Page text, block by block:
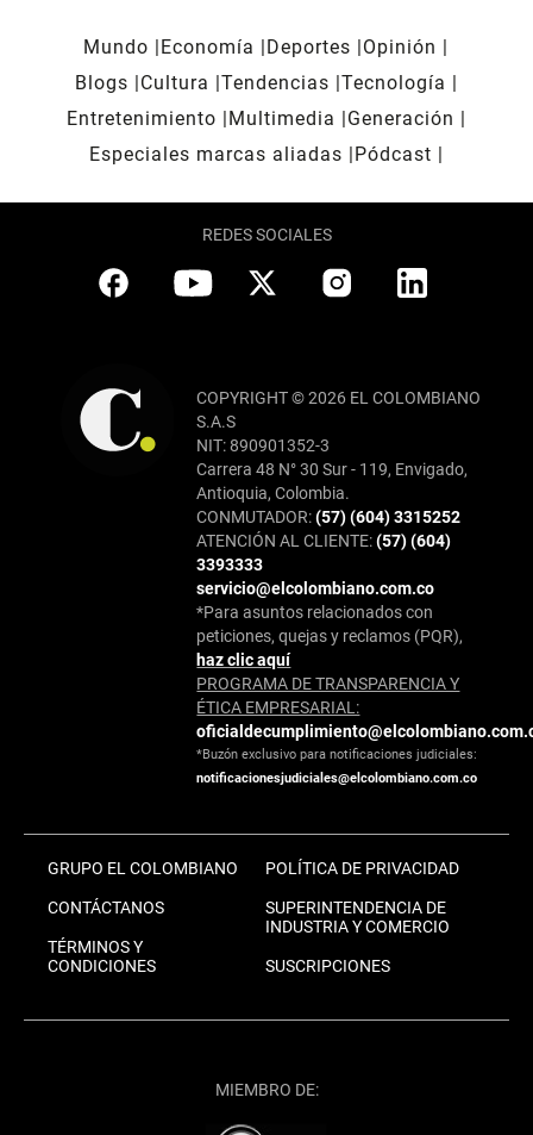
Mundo Economía Deportes
Opinión
Blogs
Cultura Tendencias Tecnología
Entretenimiento
Multimedia
Generación
Especiales marcas aliadas
Pódcast
REDES SOCIALES
COPYRIGHT © 2026 EL COLOMBIANO
S.A.S
NIT: 890901352-3
Carrera 48 N° 30 Sur - 119, Envigado,
Antioquia, Colombia.
CONMUTADOR:(57) (604) 3315252
ATENCIÓN AL CLIENTE:(57) (604)
3393333
servicio@elcolombiano.com.co
*Para asuntos relacionados con
peticiones, quejas y reclamos (PQR),
haz clic aquí
PROGRAMA DE TRANSPARENCIA Y
ÉTICA EMPRESARIAL:
*Buzón exclusivo para notificaciones judiciales:
notificacionesjudiciales@elcolombiano.com.co
GRUPO EL COLOMBIANO
CONTÁCTANOS
TÉRMINOS Y
CONDICIONES
POLÍTICA DE PRIVACIDAD
SUPERINTENDENCIA DE
INDUSTRIA Y COMERCIO
SUSCRIPCIONES
MIEMBRO DE: